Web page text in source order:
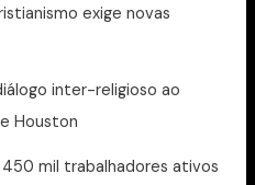
exige novas
inter-religioso ao
Houston
mil trabalhadores ativos